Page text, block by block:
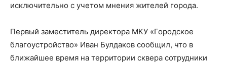
исключительно с учетом мнения жителей города.
Первый заместитель директора МКУ «Городское
благоустройство» Иван Булдаков сообщил, что в
ближайшее время на территории сквера сотрудники